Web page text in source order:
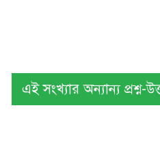
এই সংখ্যার অন্যান্য প্রশ্ন-